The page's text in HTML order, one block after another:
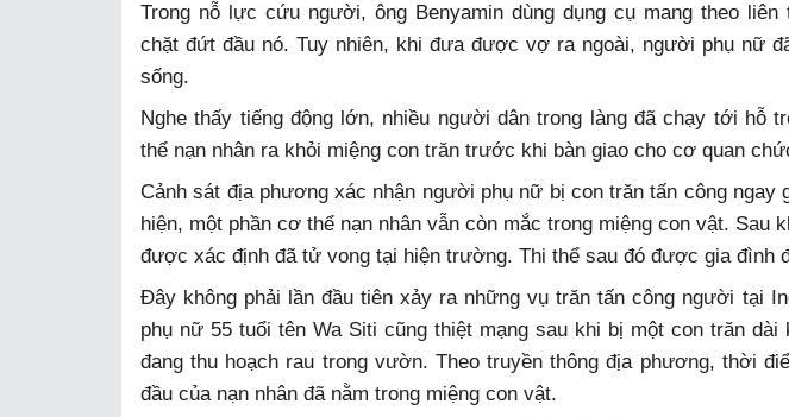
Trong nỗ lực cứu người, ông Benyamin dùng dụng cụ mang theo
chặt đứt đầu nó. Tuy nhiên, khi đưa được vợ ra ngoài, người phụ nữ
sống.
Nghe thấy tiếng động lớn, nhiều người dân trong làng đã chạy tới hỗ
thể nạn nhân ra khỏi miệng con trăn trước khi bàn giao cho cơ quan
Cảnh sát địa phương xác nhận người phụ nữ bị con trăn tấn công
hiện, một phần cơ thể nạn nhân vẫn còn mắc trong miệng con vật. Sau
được xác định đã tử vong tại hiện trường. Thi thể sau đó được gia đình
Đây không phải lần đầu tiên xảy ra những vụ trăn tấn công người tại
phụ nữ 55 tuổi tên Wa Siti cũng thiệt mạng sau khi bị một con trăn dài
đang thu hoạch rau trong vườn. Theo truyền thông địa phương, thời
đầu của nạn nhân đã nằm trong miệng con vật.